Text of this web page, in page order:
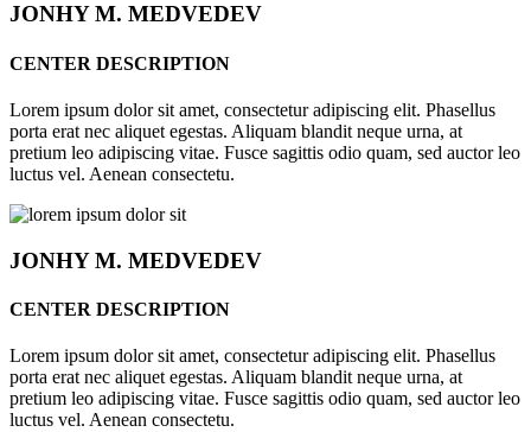
JONHYM. MEDVEDEV
CENTER DESCRIPTION
Lorem ipsum dolor sit amet, consectetur adipiscing elit. Phasellus
porta erat nec aliquet egestas. Aliquam blandit neque urna, at
pretium leo adipiscing vitae. Fusce sagittis odio quam, sed auctor leo
luctus vel. Aenean consectetu.
JONHYM. MEDVEDEV
CENTER DESCRIPTION
Lorem ipsum dolor sit amet, consectetur adipiscing elit. Phasellus
porta erat nec aliquet egestas. Aliquam blandit neque urna, at
pretium leo adipiscing vitae. Fusce sagittis odio quam, sed auctor leo
luctus vel. Aenean consectetu.